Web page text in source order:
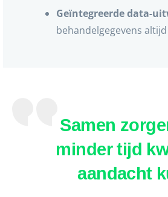
Geïntegreerde data-
behandelgegevens
Samen
minder tijd
aandacht